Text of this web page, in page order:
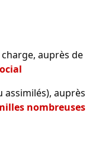
auprès de
assimilés), auprès
nombreuses